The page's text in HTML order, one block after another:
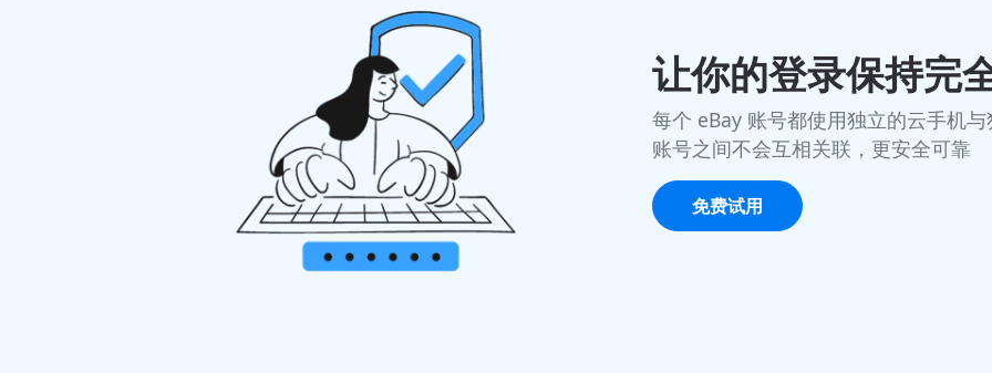
让你的登录保持完
每个 eBay 账号都使用独立的云手机
账号之间不会互相关联，更安全可靠
免费试用